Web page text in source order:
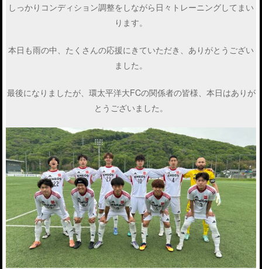
しっかりコンディション調整をしながら日々トレーニングしてまい
ります。
本日も雨の中、たくさんの応援にきていただき、ありがとうござい
ました。
最後になりましたが、環太平洋大FCの関係者の皆様、本日はありが
とうございました。